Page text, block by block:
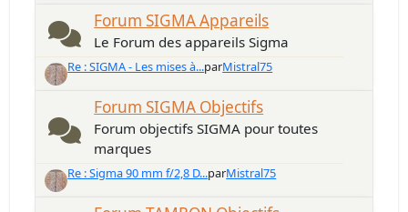
Forum SIGMA Appareils
Le Forum des appareils Sigma
Re : SIGMA - Les mises à...parMistral75
Forum SIGMA Objectifs
Forum objectifs SIGMA pour toutes
marques
Re : Sigma 90 mm f/2,8 D...parMistral75